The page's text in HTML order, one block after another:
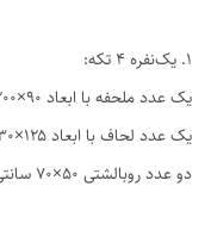
1. یک‌نفره ۴ تکه:
یک عدد ملحفه با ابعاد ۹۰×۲۰۰ سانتی‌متر
یک عدد لحاف با ابعاد ۱۲۵×۲۳۰ سانتی‌متر
دو عدد روبالشتی ۵۰×۷۰ سانتی‌متر